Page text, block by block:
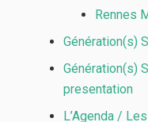
Rennes
Génération(s)
Génération(s)
presentation
L’Agenda /